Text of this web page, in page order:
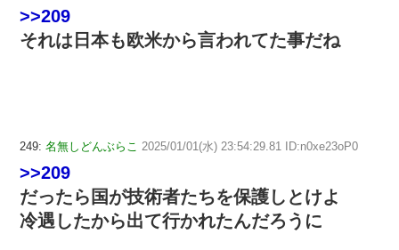
>>209
それは日本も欧米から言われてた事だね
249: 名無しどんぶらこ 2025/01/01(水) 23:54:29.81 ID:n0xe23oP0
>>209
だったら国が技術者たちを保護しとけよ
冷遇したから出て行かれたんだろうに